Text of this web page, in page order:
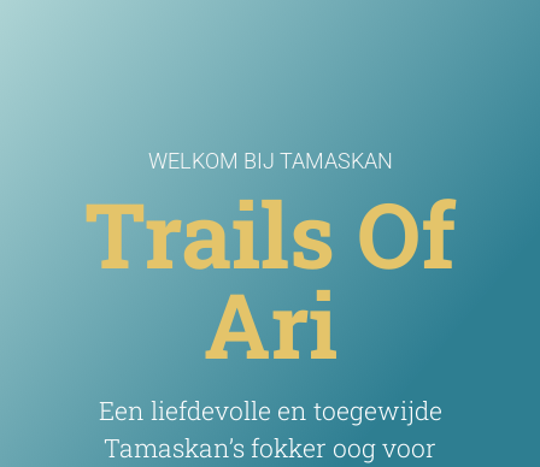
WELKOM BIJ TAMASKAN
Trails Of
Ari
Een liefdevolle en toegewijde
Tamaskan’s fokker oog voor